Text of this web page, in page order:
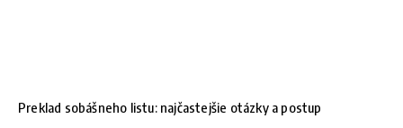
Preklad sobášneho listu: najčastejšie otázky a postup